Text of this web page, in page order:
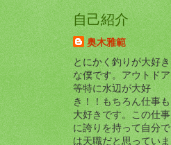
自己紹介
奥木雅範
とにかく釣りが大好き
な僕です。アウトドア
等特に水辺が大好
き！！もちろん仕事も
大好きです。この仕事
に誇りを持って自分で
は天職だと思っていま